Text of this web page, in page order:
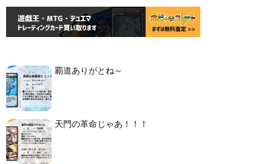
覇道ありがとね～
天門の革命じゃあ！！！